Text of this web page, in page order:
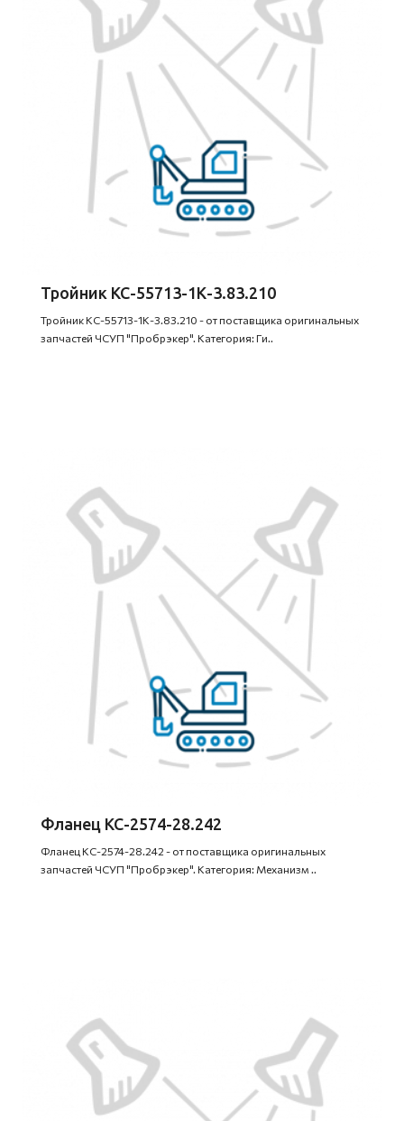
Тройник КС-55713-1К-3.83.210
Тройник КС-55713-1К-3.83.210 - от поставщика оригинальных
запчастей ЧСУП "Пробрэкер". Категория: Ги..
Фланец КС-2574-28.242
Фланец КС-2574-28.242 - от поставщика оригинальных
запчастей ЧСУП "Пробрэкер". Категория: Механизм ..